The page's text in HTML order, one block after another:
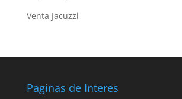
Venta Jacuzzi
Paginas de Interes